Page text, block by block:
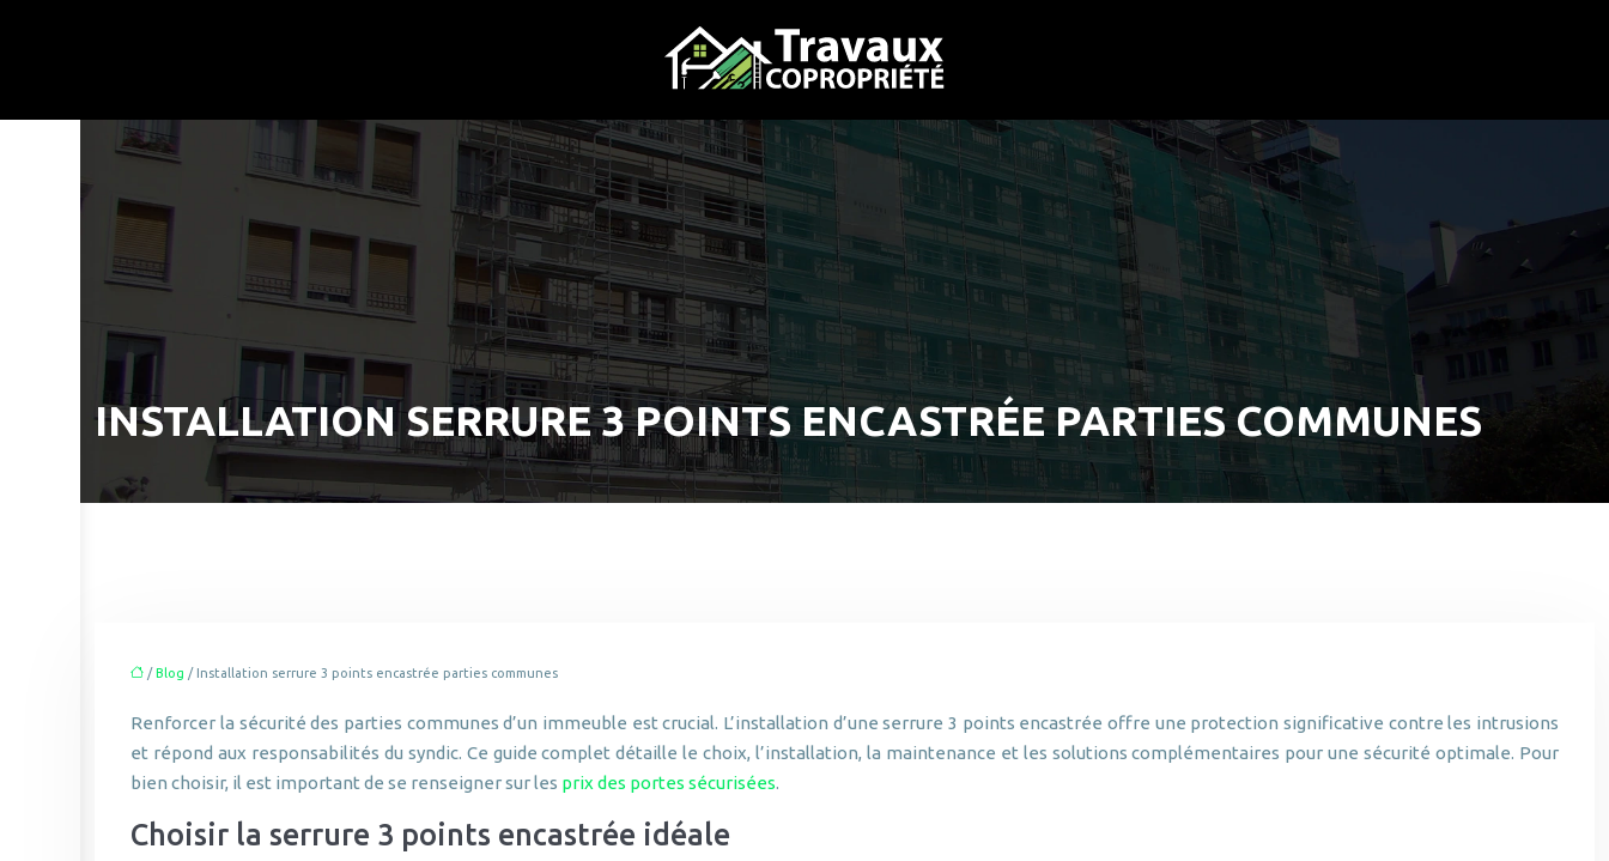
INSTALLATION SERRURE 3 POINTS ENCASTRÉE PARTIES COMMUNES
/Blog / Installation serrure 3 points encastrée parties communes
Renforcer la sécurité des parties communes d’un immeuble est crucial. L’installation d’une serrure 3 points encastrée offre une protection significative contre les intrusions
et répond aux responsabilités du syndic. Ce guide complet détaille le choix, l’installation, la maintenance et les solutions complémentaires pour une sécurité optimale. Pour
bien choisir, il est important de se renseigner sur les prix des portes sécurisées.
Choisir la serrure 3 points encastrée idéale